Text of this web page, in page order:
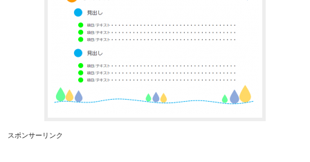
スポンサーリンク